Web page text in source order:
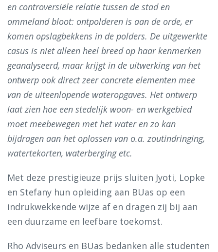
en controversiële relatie tussen de stad en
ommeland bloot: ontpolderen is aan de orde, er
komen opslagbekkens in de polders. De uitgewerkte
casus is niet alleen heel breed op haar kenmerken
geanalyseerd, maar krijgt in de uitwerking van het
ontwerp ook direct zeer concrete elementen mee
van de uiteenlopende wateropgaves. Het ontwerp
laat zien hoe een stedelijk woon- en werkgebied
moet meebewegen met het water en zo kan
bijdragen aan het oplossen van o.a. zoutindringing,
watertekorten, waterberging etc.
Met deze prestigieuze prijs sluiten Jyoti, Lopke
en Stefany hun opleiding aan BUas op een
indrukwekkende wijze af en dragen zij bij aan
een duurzame en leefbare toekomst.
Rho Adviseurs en BUas bedanken alle studenten